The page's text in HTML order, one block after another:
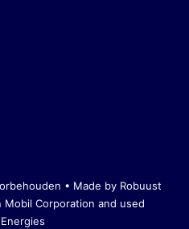
• Made by Robuust
Mobil Corporation and used